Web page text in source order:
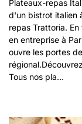
Plateaux-repas
d'un bistrot italien
repas Trattoria.
en entreprise à
ouvre les portes
Tous nos pla…